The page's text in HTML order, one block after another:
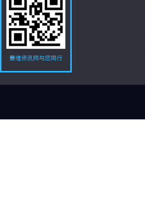
赛维资讯网与您同行